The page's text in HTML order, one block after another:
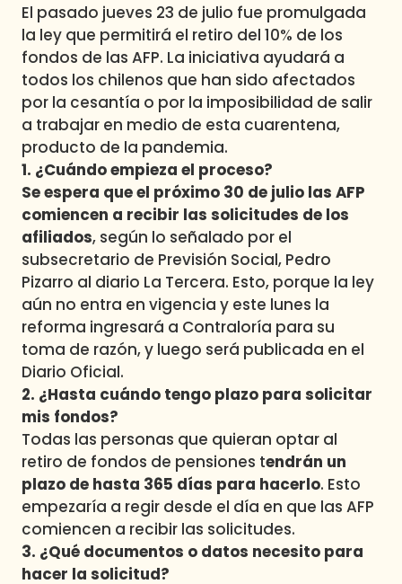
El pasado jueves 23 de julio fue promulgada
la ley que permitirá el retiro del 10% de los
fondos de las AFP. La iniciativa ayudará a
todos los chilenos que han sido afectados
por la cesantía o por la imposibilidad de salir
a trabajar en medio de esta cuarentena,
producto de la pandemia.
1. ¿Cuándo empieza el proceso?
Se espera que el próximo 30 de julio las AFP
comiencen a recibir las solicitudes de los
afiliados, según lo señalado por el
subsecretario de Previsión Social, Pedro
Pizarro al diario La Tercera. Esto, porque la ley
aún no entra en vigencia y este lunes la
reforma ingresará a Contraloría para su
toma de razón, y luego será publicada en el
Diario Oficial.
2. ¿Hasta cuándo tengo plazo para solicitar
mis fondos?
Todas las personas que quieran optar al
retiro de fondos de pensiones tendrán un
plazo de hasta 365 días para hacerlo. Esto
empezaría a regir desde el día en que las AFP
comiencen a recibir las solicitudes.
3. ¿Qué documentos o datos necesito para
hacer la solicitud?